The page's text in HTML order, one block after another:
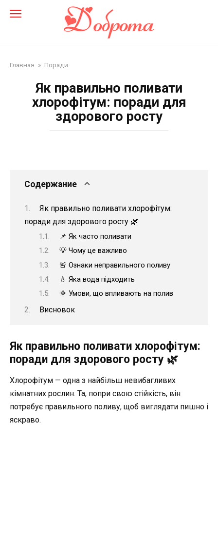
Главная » Поради
Як правильно поливати
хлорофітум: поради для
здорового росту
Содержание
Як правильно поливати хлорофітум:
поради для здорового росту 🌿
📌 Як часто поливати
💡 Чому це важливо
🚨 Ознаки неправильного поливу
💧 Яка вода підходить
🌞 Умови, що впливають на полив
Висновок
Як правильно поливати хлорофітум:
поради для здорового росту 🌿
Хлорофітум — одна з найбільш невибагливих
кімнатних рослин. Та, попри свою стійкість, він
потребує правильного поливу, щоб виглядати пишно і
яскраво.